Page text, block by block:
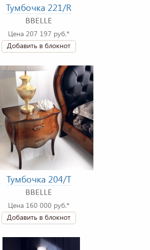
Тумбочка 221/R
BBELLE
Цена 207 197 руб.*
Добавить в блокнот
Тумбочка 204/T
BBELLE
Цена 160 000 руб.*
Добавить в блокнот